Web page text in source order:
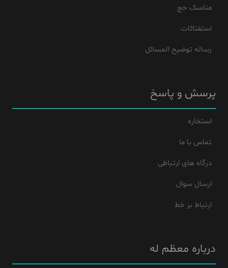
مناسک حج
استفتائات
رساله توضیح المسائل
پرسش و پاسخ
استخاره
تماس با ما
درگاه های ارتباطی
ارسال سوال
ارتباط بر خط
درباره معظم له